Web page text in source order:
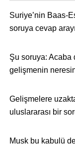
Suriye’nin Baas-
soruya cevap
Şu soruya: Acaba
gelişmenin
Gelişmelere
uluslararası bir
Musk bu kabulü